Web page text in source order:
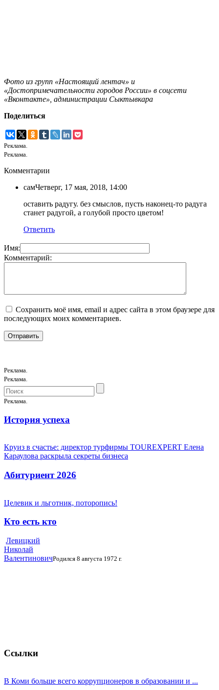
Фото из групп «Настоящий лентач» и
«Достопримечательности городов России» в соцсети
«Вконтакте», администрации Сыктывкара
Поделиться
Реклама.
Реклама.
Комментарии
самЧетверг, 17 мая, 2018, 14:00
оставить радугу. без смыслов, пусть наконец-то радуга
станет радугой, а голубой просто цветом!
Ответить
Имя:
Комментарий:
Сохранить моё имя, email и адрес сайта в этом браузере для
последующих моих комментариев.
Реклама.
Реклама.
Реклама.
История успеха
Круиз в счастье: директор турфирмы TOUREXPERT Елена
Караулова раскрыла секреты бизнеса
Абитуриент 2026
Целевик и льготник, поторопись!
Кто есть кто
Левицкий
Николай
ВалентиновичРодился 8 августа 1972 г.
Ссылки
В Коми больше всего коррупционеров в образовании и ...